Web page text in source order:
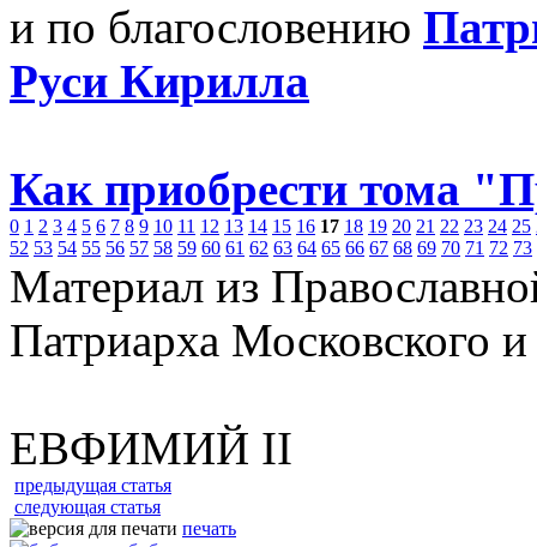
и по благословению
Руси Кирилла
Как приобрести тома
0 1 2 3 4 5 6 7 8 9 10 11 12 13 14 15 16 17 18 19 20 21 22 23 24 25
52 53 54 55 56 57 58 59 60 61 62 63 64 65 66 67 68 69 70 71 72 73
Материал из
Патриарха Московского
ЕВФИМИЙ II
предыдущая статья
следующая статья
печать